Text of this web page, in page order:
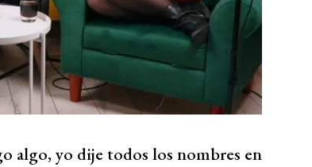
algo, yo dije todos los nombres en